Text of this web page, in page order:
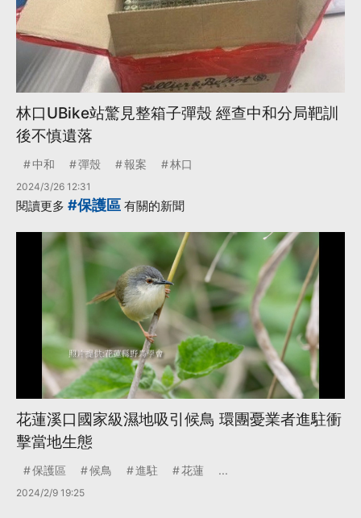
林口UBike站驚見整箱子彈殼 經查中和分局靶訓
後不慎遺落
中和 彈殼 報案 林口
2024/3/26 12:31
閱讀更多 #保護區 有關的新聞
花蓮溪口國家級濕地吸引候鳥 環團憂業者進駐衝
擊當地生態
保護區 候鳥 進駐 花蓮 ...
2024/2/9 19:25